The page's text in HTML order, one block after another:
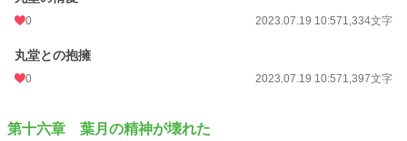
0 2023.07.19 10:571,334文字
丸堂との抱擁
0 2023.07.19 10:571,397文字
第十六章 葉月の精神が壊れた